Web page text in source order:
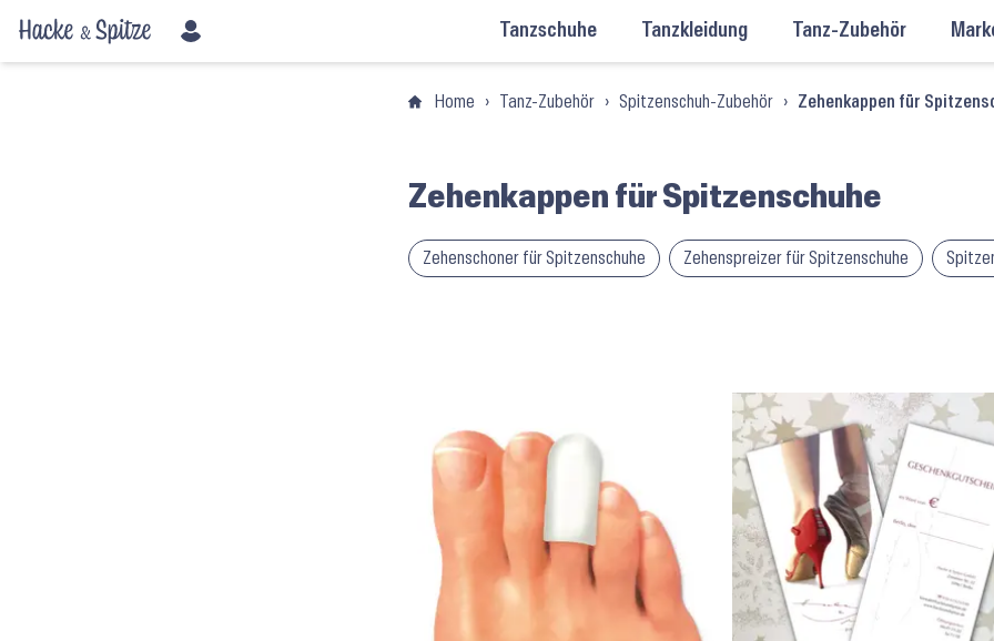
Tanzschuhe Tanzkleidung Tanz-Zubehör
Home › Tanz-Zubehör › Spitzenschuh-Zubehör › Zehenkappen für
Zehenkappen für Spitzenschuhe
Zehenschoner für Spitzenschuhe Zehenspreizer für Spitzenschuhe